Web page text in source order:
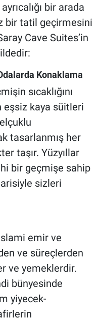
bir arada
bir tatil geçirmesini
Cave Suites’in
Konaklama
sıcaklığını
kaya süitleri
tasarlanmış her
taşır. Yüzyıllar
bir geçmişe sahip
sizleri
emir ve
ve süreçlerden
ve yemeklerdir.
bünyesinde
yiyecek-